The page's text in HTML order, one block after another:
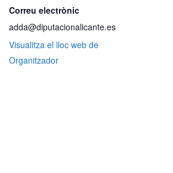
Correu electrònic
adda@diputacionalicante.es
Visualitza el lloc web de
Organitzador